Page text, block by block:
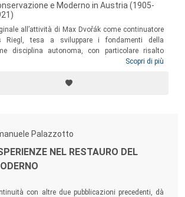
e Moderno in Austria (1905-
all’attività di Max Dvořák come continuatore
Riegl, tesa a sviluppare i fondamenti della
disciplina autonoma, con particolare risalto
e pedagogico dell’attività di tutela. Il testo presenta
che possono considerarsi prime forme in
della tutela.
Scopri di più
Palazzotto
NEL RESTAURO DEL
con altre due pubblicazioni precedenti, dà